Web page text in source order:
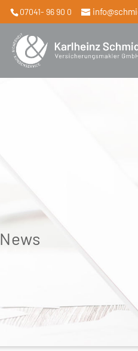
07041- 96 90 0
News